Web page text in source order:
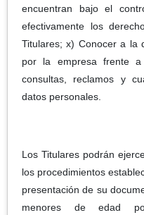
encuentran bajo el
efectivamente los
Titulares; x) Conocer a la
por la empresa frente a
consultas, reclamos y
datos personales.
Los Titulares podrán
los procedimientos
presentación de su
menores de edad